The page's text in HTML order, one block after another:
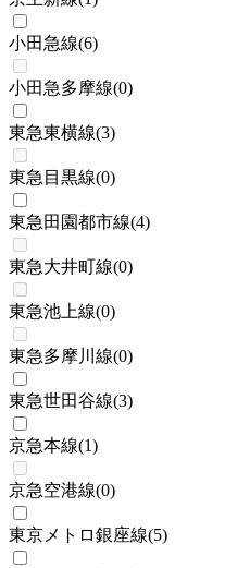
小田急線(6)
小田急多摩線(0)
東急東横線(3)
東急目黒線(0)
東急田園都市線(4)
東急大井町線(0)
東急池上線(0)
東急多摩川線(0)
東急世田谷線(3)
京急本線(1)
京急空港線(0)
東京メトロ銀座線(5)